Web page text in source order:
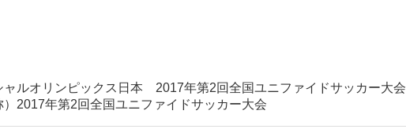
ャルオリンピックス日本 2017年第2回全国ユニファイドサッカー大会
）2017年第2回全国ユニファイドサッカー大会